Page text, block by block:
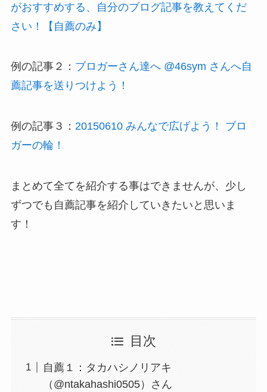
がおすすめする、自分のブログ記事を教えてくだ
さい！【自薦のみ】
例の記事２： ブロガーさん達へ @46sym さんへ自
薦記事を送りつけよう！
例の記事３： 20150610 みんなで広げよう！ ブロ
ガーの輪！
まとめて全てを紹介する事はできませんが、少し
ずつでも自薦記事を紹介していきたいと思いま
す！
目次
自薦１：タカハシノリアキ
（@ntakahashi0505）さん